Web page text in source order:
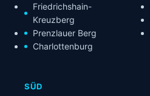
Friedrichshain-
Kreuzberg
Prenzlauer Berg
Charlottenburg
SÜD